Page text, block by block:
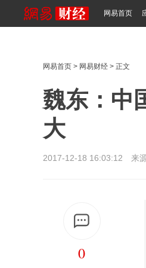
网易首页
网易首页 > 网易财经 > 正文
魏东：中
大
2017-12-18 16:03:12 来
0